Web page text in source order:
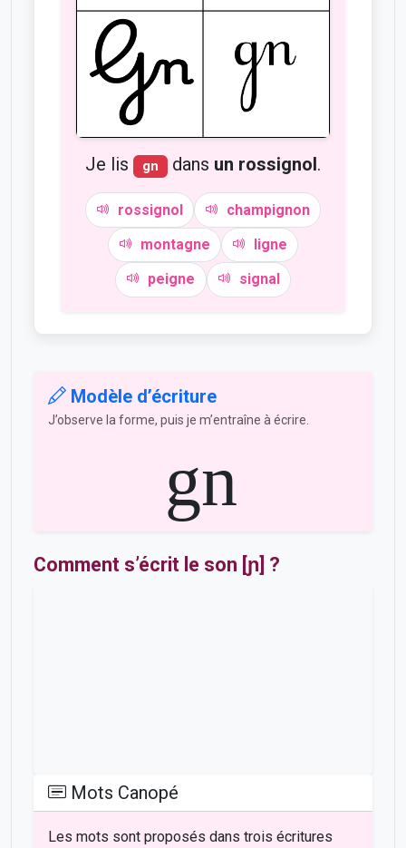
Je lis gn dans un rossignol.
rossignol champignon
montagne ligne
peigne signal
Modèle d’écriture
J’observe la forme, puis je m’entraîne à écrire.
gn
Comment s’écrit le son [ɲ] ?
Mots Canopé
Les mots sont proposés dans trois écritures